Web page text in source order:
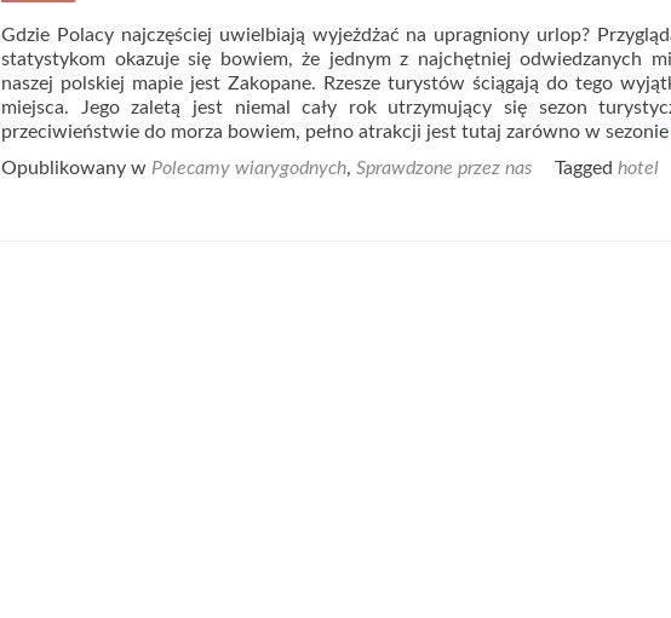
Gdzie Polacy najczęściej uwielbiają wyjeżdżać na upragniony urlop?
statystykom okazuje się bowiem, że jednym z najchętniej odwiedzanych
naszej polskiej mapie jest Zakopane. Rzesze turystów ściągają do tego
miejsca. Jego zaletą jest niemal cały rok utrzymujący się sezon
przeciwieństwie do morza bowiem, pełno atrakcji jest tutaj zarówno w sezonie
Opublikowany w Polecamy wiarygodnych, Sprawdzone przez nas Tagged hotel